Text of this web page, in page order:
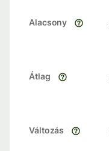
Alacsony
Átlag
Változás